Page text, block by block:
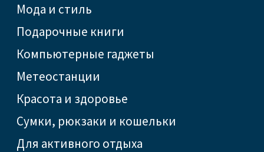
Мода и стиль
Подарочные книги
Компьютерные гаджеты
Метеостанции
Красота и здоровье
Сумки, рюкзаки и кошельки
Для активного отдыха